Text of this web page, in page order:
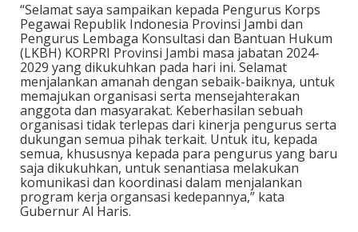
“Selamat saya sampaikan kepada Pengurus Korps
Pegawai Republik Indonesia Provinsi Jambi dan
Pengurus Lembaga Konsultasi dan Bantuan Hukum
(LKBH) KORPRI Provinsi Jambi masa jabatan 2024-
2029 yang dikukuhkan pada hari ini. Selamat
menjalankan amanah dengan sebaik-baiknya, untuk
memajukan organisasi serta mensejahterakan
anggota dan masyarakat. Keberhasilan sebuah
organisasi tidak terlepas dari kinerja pengurus serta
dukungan semua pihak terkait. Untuk itu, kepada
semua, khususnya kepada para pengurus yang baru
saja dikukuhkan, untuk senantiasa melakukan
komunikasi dan koordinasi dalam menjalankan
program kerja organsasi kedepannya,” kata
Gubernur Al Haris.